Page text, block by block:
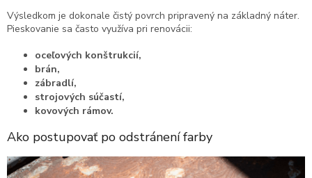
Výsledkom je dokonale čistý povrch pripravený na základný náter.
Pieskovanie sa často využíva pri renovácii:
oceľových konštrukcií,
brán,
zábradlí,
strojových súčastí,
kovových rámov.
Ako postupovať po odstránení farby